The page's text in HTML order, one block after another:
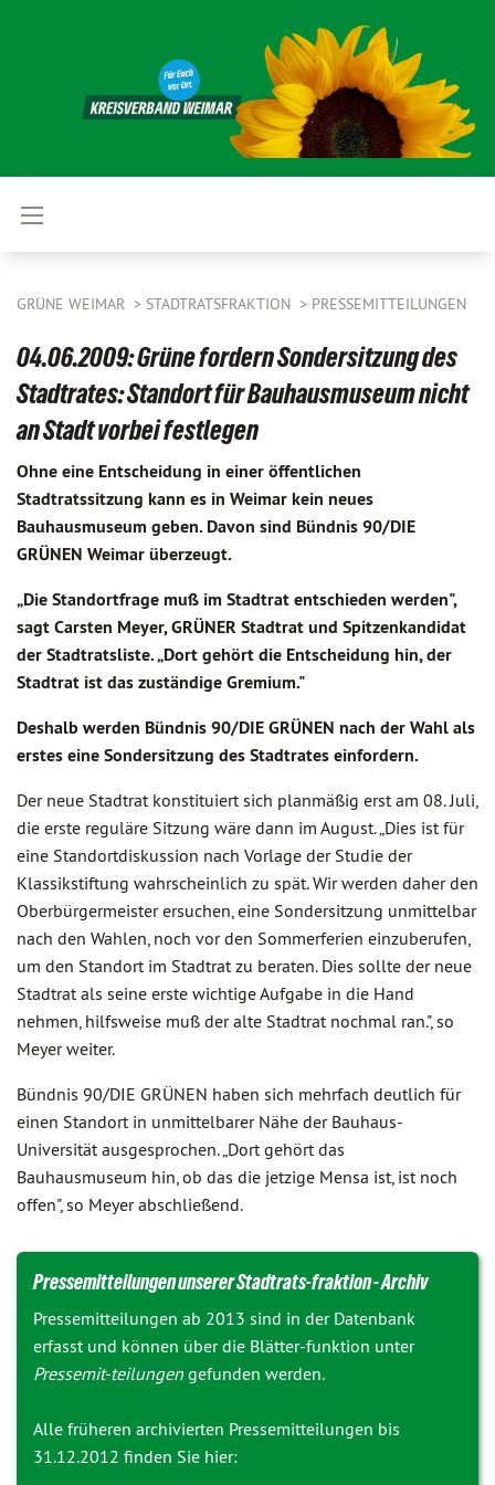
GRÜNE WEIMAR STADTRATSFRAKTION PRESSEMITTEILUNGEN
04.06.2009: Grüne fordern Sondersitzung des
Stadtrates: Standort für Bauhausmuseum nicht
an Stadt vorbei festlegen
Ohne eine Entscheidung in einer öffentlichen
Stadtratssitzung kann es in Weimar kein neues
Bauhausmuseum geben. Davon sind Bündnis 90/DIE
GRÜNEN Weimar überzeugt.
„Die Standortfrage muß im Stadtrat entschieden werden",
sagt Carsten Meyer, GRÜNER Stadtrat und Spitzenkandidat
der Stadtratsliste. „Dort gehört die Entscheidung hin, der
Stadtrat ist das zuständige Gremium."
Deshalb werden Bündnis 90/DIE GRÜNEN nach der Wahl als
erstes eine Sondersitzung des Stadtrates einfordern.
Der neue Stadtrat konstituiert sich planmäßig erst am 08. Juli,
die erste reguläre Sitzung wäre dann im August. „Dies ist für
eine Standortdiskussion nach Vorlage der Studie der
Klassikstiftung wahrscheinlich zu spät. Wir werden daher den
Oberbürgermeister ersuchen, eine Sondersitzung unmittelbar
nach den Wahlen, noch vor den Sommerferien einzuberufen,
um den Standort im Stadtrat zu beraten. Dies sollte der neue
Stadtrat als seine erste wichtige Aufgabe in die Hand
nehmen, hilfsweise muß der alte Stadtrat nochmal ran.", so
Meyer weiter.
Bündnis 90/DIE GRÜNEN haben sich mehrfach deutlich für
einen Standort in unmittelbarer Nähe der Bauhaus-
Universität ausgesprochen. „Dort gehört das
Bauhausmuseum hin, ob das die jetzige Mensa ist, ist noch
offen", so Meyer abschließend.
Pressemitteilungen unserer Stadtrats-fraktion - Archiv
Pressemitteilungen ab 2013 sind in der Datenbank
erfasst und können über die Blätter-funktion unter
Pressemit-teilungen gefunden werden.
Alle früheren archivierten Pressemitteilungen bis
31.12.2012 finden Sie hier: